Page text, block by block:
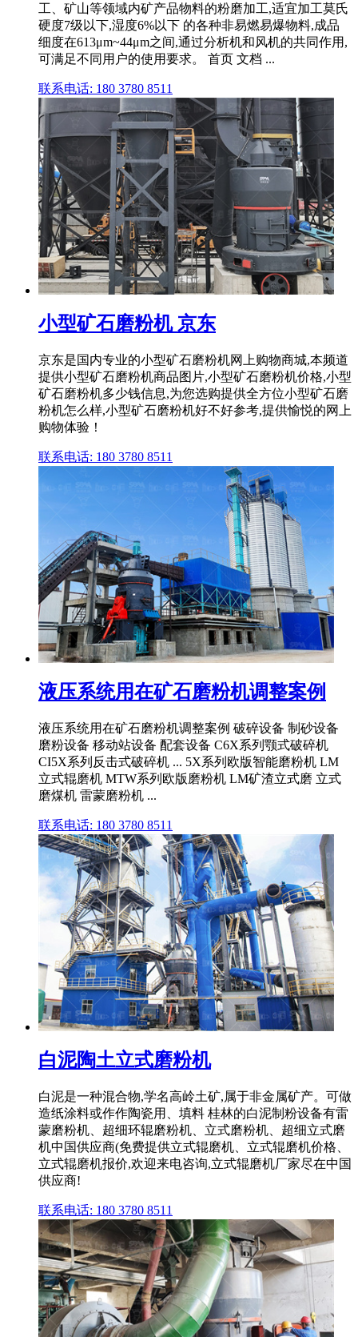
工、矿山等领域内矿产品物料的粉磨加工,适宜加工莫氏
硬度7级以下,湿度6%以下 的各种非易燃易爆物料,成品
细度在613μm~44μm之间,通过分析机和风机的共同作用,
可满足不同用户的使用要求。 首页 文档 ...
联系电话: 180 3780 8511
小型矿石磨粉机 京东
京东是国内专业的小型矿石磨粉机网上购物商城,本频道
提供小型矿石磨粉机商品图片,小型矿石磨粉机价格,小型
矿石磨粉机多少钱信息,为您选购提供全方位小型矿石磨
粉机怎么样,小型矿石磨粉机好不好参考,提供愉悦的网上
购物体验！
联系电话: 180 3780 8511
液压系统用在矿石磨粉机调整案例
液压系统用在矿石磨粉机调整案例 破碎设备 制砂设备
磨粉设备 移动站设备 配套设备 C6X系列颚式破碎机
CI5X系列反击式破碎机 ... 5X系列欧版智能磨粉机 LM
立式辊磨机 MTW系列欧版磨粉机 LM矿渣立式磨 立式
磨煤机 雷蒙磨粉机 ...
联系电话: 180 3780 8511
白泥陶土立式磨粉机
白泥是一种混合物,学名高岭土矿,属于非金属矿产。可做
造纸涂料或作作陶瓷用、填料 桂林的白泥制粉设备有雷
蒙磨粉机、超细环辊磨粉机、立式磨粉机、超细立式磨
机中国供应商(免费提供立式辊磨机、立式辊磨机价格、
立式辊磨机报价,欢迎来电咨询,立式辊磨机厂家尽在中国
供应商!
联系电话: 180 3780 8511